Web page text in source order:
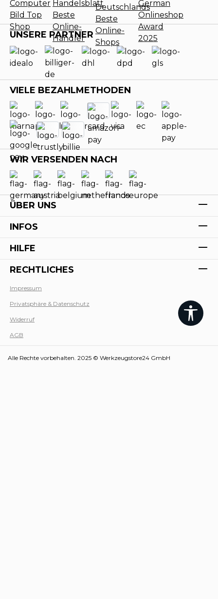
UNSERE PARTNER
VIELE BEZAHLMETHODEN
WIR VERSENDEN NACH
ÜBER UNS
INFOS
HILFE
RECHTLICHES
Impressum
Privatsphäre & Datenschutz
Widerruf
AGB
Alle Rechte vorbehalten. 2025 © Werkzeugstore24 GmbH